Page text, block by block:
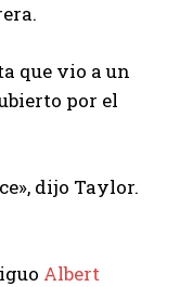
que vio a un
por el
dijo Taylor.
Albert